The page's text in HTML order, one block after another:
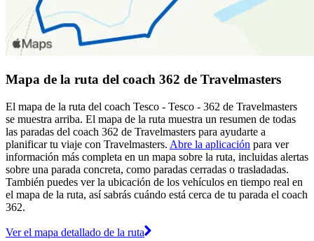
Mapa de la ruta del coach 362 de Travelmasters
El mapa de la ruta del coach Tesco - Tesco - 362 de Travelmasters
se muestra arriba. El mapa de la ruta muestra un resumen de todas
las paradas del coach 362 de Travelmasters para ayudarte a
planificar tu viaje con Travelmasters. Abre la aplicación para ver
información más completa en un mapa sobre la ruta, incluidas alertas
sobre una parada concreta, como paradas cerradas o trasladadas.
También puedes ver la ubicación de los vehículos en tiempo real en
el mapa de la ruta, así sabrás cuándo está cerca de tu parada el coach
362.
Ver el mapa detallado de la ruta